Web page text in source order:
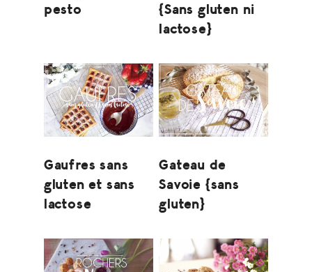
pesto
{Sans gluten ni
lactose}
Gaufres sans
gluten et sans
lactose
Gateau de
Savoie {sans
gluten}